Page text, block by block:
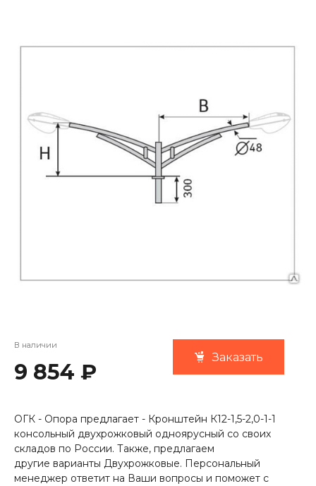
В наличии
9 854 ₽
Заказать
ОГК - Опора предлагает - Кронштейн К12-1,5-2,0-1-1
консольный двухрожковый одноярусный со своих
складов по России. Также, предлагаем
другие варианты Двухрожковые. Персональный
менеджер ответит на Ваши вопросы и поможет с